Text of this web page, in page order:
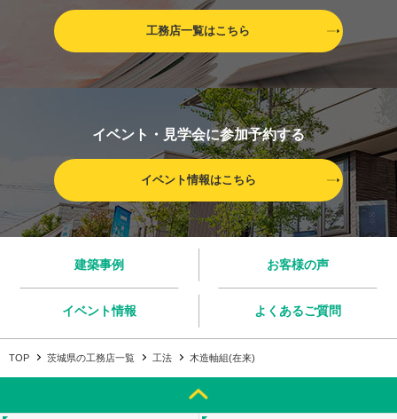
工務店一覧はこちら
イベント・見学会に参加予約する
イベント情報はこちら
建築事例 お客様の声
イベント情報 よくあるご質問
TOP 茨城県の工務店一覧 工法 木造軸組(在来)